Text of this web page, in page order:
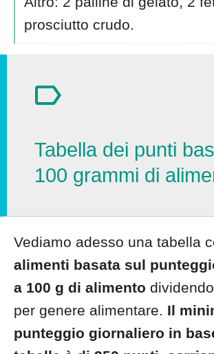
prosciutto crudo.
Tabella dei punti
100 grammi di
Vediamo adesso una tabella
alimenti basata sul
a 100 g di alimento
per genere alimentare. Il
punteggio giornaliero in